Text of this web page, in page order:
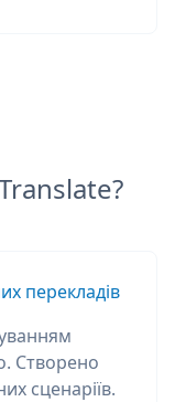
перекладів
Створено
сценаріїв.